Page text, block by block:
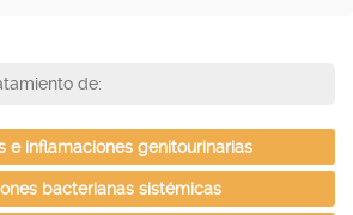
de:
e inflamaciones genitourinarias
bacterianas sistémicas